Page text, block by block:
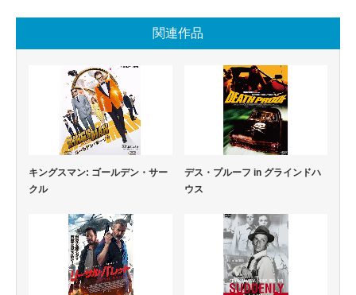
関連作品
キングスマン: ゴールデン・サー
クル
デス・プルーフ in グラインドハ
ウス